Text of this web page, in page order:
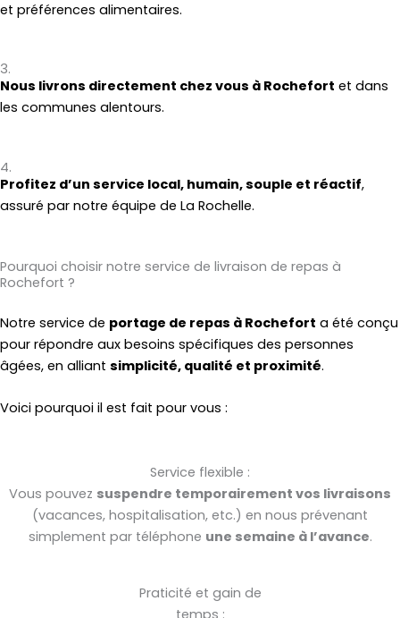
et préférences alimentaires.
3.
Nous livrons directement chez vous à Rochefort et dans
les communes alentours.
4.
Profitez d’un service local, humain, souple et réactif,
assuré par notre équipe de La Rochelle.
Pourquoi choisir notre service de livraison de repas à
Rochefort ?
Notre service de portage de repas à Rochefort a été conçu
pour répondre aux besoins spécifiques des personnes
âgées, en alliant simplicité, qualité et proximité.
Voici pourquoi il est fait pour vous :
Service flexible :
Vous pouvez suspendre temporairement vos livraisons
(vacances, hospitalisation, etc.) en nous prévenant
simplement par téléphone une semaine à l’avance.
Praticité et gain de
temps :